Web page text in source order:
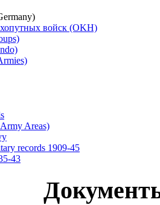
войск (OKH)
Areas)
records 1909-45
43